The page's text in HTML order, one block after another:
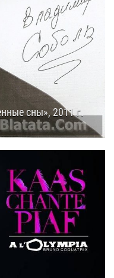
сны», 2011 г.